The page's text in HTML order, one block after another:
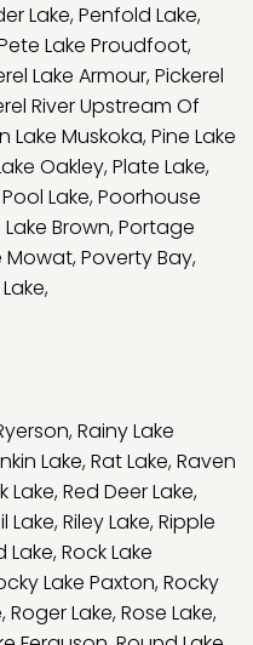
Lake,Penfold Lake,
Lake Proudfoot,
Lake Armour,Pickerel
River Upstream Of
Lake Muskoka,Pine Lake
Oakley,Plate Lake,
Pool Lake,Poorhouse
Brown,Portage
Mowat,Poverty Bay,
,
,Rainy Lake
Lake,Rat Lake,Raven
Lake,Red Deer Lake,
Lake,Riley Lake,Ripple
Lake,Rock Lake
Lake Paxton,Rocky
,Roger Lake,Rose Lake,